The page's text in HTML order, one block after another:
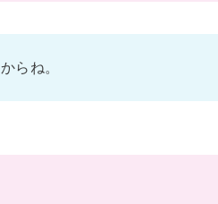
らね。